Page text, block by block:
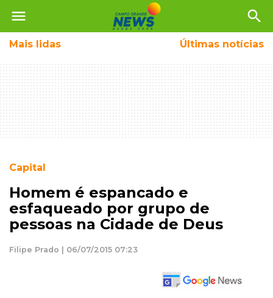
menu search
Mais lidas Últimas notícias
Capital
Homem é espancado e
esfaqueado por grupo de
pessoas na Cidade de Deus
Filipe Prado | 06/07/2015 07:23